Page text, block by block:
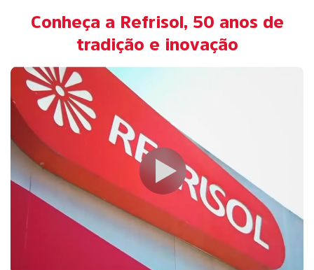
Conheça a Refrisol, 50 anos de
tradição e inovação